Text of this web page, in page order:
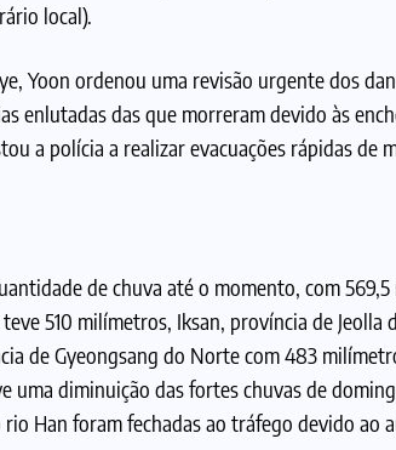
local).
Yoon ordenou uma revisão urgente dos
enlutadas das que morreram devido às
a polícia a realizar evacuações rápidas de
de chuva até o momento, com
510 milímetros, Iksan, província de Jeolla
de Gyeongsang do Norte com 483
diminuição das fortes chuvas de
Han foram fechadas ao tráfego devido ao